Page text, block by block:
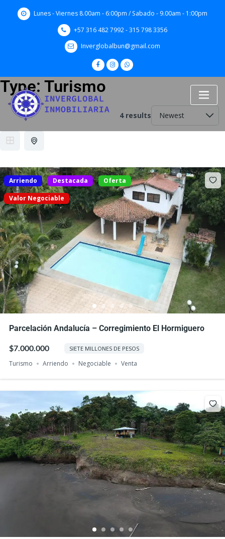
Lunes - Viernes 8.00am - 6:00pm / Sabado - 9.00am - 1:00pm
+57 316 482 7992 - 315 798 3356
Inverglobalbun@gmail.com
Type: Turismo
4 results
Arriendo Destacada Oferta
Valor Negociable
Parcelación Andalucía – Corregimiento El Hormiguero
$7.000.000 SIETE MILLONES DE PESOS
Turismo Arriendo Negociable Venta